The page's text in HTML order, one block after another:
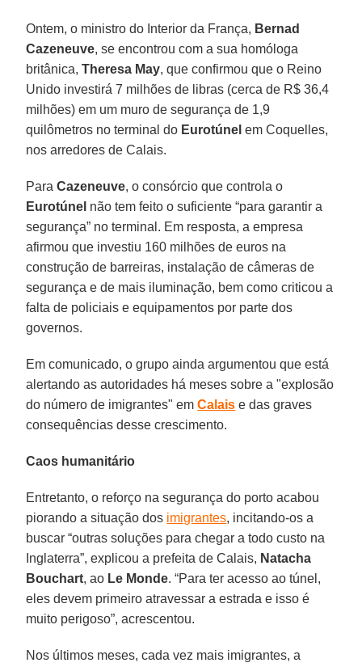
Ontem, o ministro do Interior da França, Bernad
Cazeneuve, se encontrou com a sua homóloga
britânica,Theresa May, que confirmou que o Reino
Unido investirá 7 milhões de libras (cerca de R$ 36,4
milhões) em um muro de segurança de 1,9
quilômetros no terminal do Eurotúnel em Coquelles,
nos arredores de Calais.
ParaCazeneuve, o consórcio que controla o
Eurotúnel não tem feito o suficiente “para garantir a
segurança” no terminal. Em resposta, a empresa
afirmou que investiu 160 milhões de euros na
construção de barreiras, instalação de câmeras de
segurança e de mais iluminação, bem como criticou a
falta de policiais e equipamentos por parte dos
governos.
Em comunicado, o grupo ainda argumentou que está
alertando as autoridades há meses sobre a "explosão
do número de imigrantes" emCalais e das graves
consequências desse crescimento.
Caos humanitário
Entretanto, o reforço na segurança do porto acabou
piorando a situação dos imigrantes, incitando-os a
buscar “outras soluções para chegar a todo custo na
Inglaterra”, explicou a prefeita de Calais, Natacha
Bouchart, ao Le Monde. “Para ter acesso ao túnel,
eles devem primeiro atravessar a estrada e isso é
muito perigoso”, acrescentou.
Nos últimos meses, cada vez mais imigrantes, a